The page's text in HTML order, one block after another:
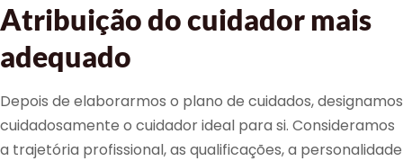
Atribuição do cuidador mais
adequado
Depois de elaborarmos o plano de cuidados, designamos
cuidadosamente o cuidador ideal para si. Consideramos
a trajetória profissional, as qualificações, a personalidade